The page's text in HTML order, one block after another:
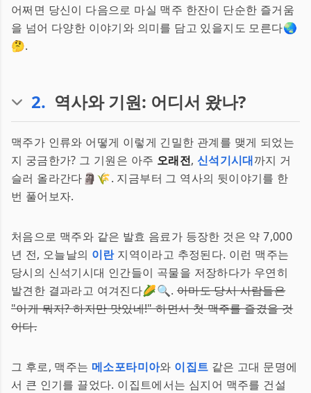
어쩌면 당신이 다음으로 마실 맥주 한잔이 단순한 즐거움
을 넘어 다양한 이야기와 의미를 담고 있을지도 모른다🌏
🤔.
2. 역사와 기원: 어디서 왔나?
맥주가 인류와 어떻게 이렇게 긴밀한 관계를 맺게 되었는
지 궁금한가? 그 기원은 아주 오래전, 신석기시대까지 거
슬러 올라간다🗿🌾. 지금부터 그 역사의 뒷이야기를 한
번 풀어보자.
처음으로 맥주와 같은 발효 음료가 등장한 것은 약 7,000
년 전, 오늘날의 이란지역이라고 추정된다. 이런 맥주는
당시의 신석기시대 인간들이 곡물을 저장하다가 우연히
발견한 결과라고 여겨진다🌽🔍.아마도 당시 사람들은
"이게 뭐지? 하지만 맛있네!" 하면서 첫 맥주를 즐겼을 것
이다.
그 후로, 맥주는 메소포타미아와 이집트 같은 고대 문명에
서 큰 인기를 끌었다. 이집트에서는 심지어 맥주를 건설